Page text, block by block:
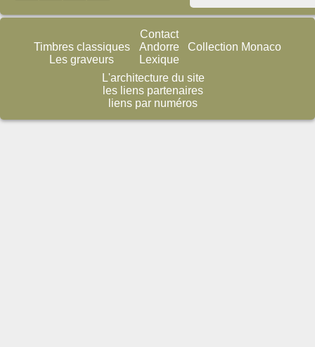
Timbres classiques
Les graveurs
Contact
Andorre
Lexique
Collection Monaco
L'architecture du site
les liens partenaires
liens par numéros